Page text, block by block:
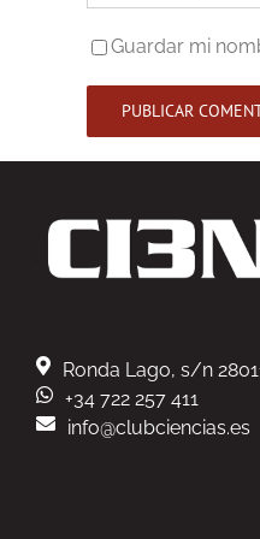
Guardar mi
Ronda Lago, s/n
+34 722 257 411
info@clubciencias.es